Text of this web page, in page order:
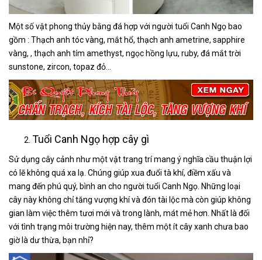
Một số vật phong thủy bằng đá hợp với người tuổi Canh Ngọ bao
gồm : Thạch anh tóc vàng, mắt hổ, thạch anh ametrine, sapphire
vàng, , thạch anh tím amethyst, ngọc hồng lựu, ruby, đá mắt trời
sunstone, zircon, topaz đỏ…
Tuổi Canh Ngọ hợp cây gì
Sử dụng cây cảnh như một vật trang trí mang ý nghĩa cầu thuận lợi
có lẽ không quá xa lạ. Chúng giúp xua đuổi tà khí, điềm xấu và
mang đến phú quý, bình an cho người tuổi Canh Ngọ. Những loại
cây này không chỉ tăng vượng khí và đón tài lộc mà còn giúp không
gian làm việc thêm tươi mới và trong lành, mát mẻ hơn. Nhất là đối
với tình trạng môi trường hiện nay, thêm một ít cây xanh chưa bao
giờ là dư thừa, bạn nhỉ?